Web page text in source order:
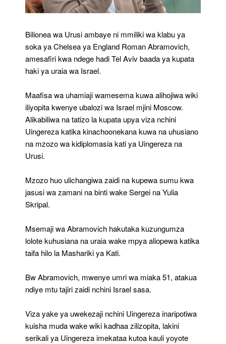
Bilionea wa Urusi ambaye ni mmiliki wa klabu ya
soka ya Chelsea ya England Roman Abramovich,
amesafiri kwa ndege hadi Tel Aviv baada ya kupata
haki ya uraia wa Israel.
Maafisa wa uhamiaji wamesema kuwa alihojiwa wiki
iliyopita kwenye ubalozi wa Israel mjini Moscow.
Alikabiliwa na tatizo la kupata upya viza nchini
Uingereza katika kinachoonekana kuwa na uhusiano
na mzozo wa kidiplomasia kati ya Uingereza na
Urusi.
Mzozo huo ulichangiwa zaidi na kupewa sumu kwa
jasusi wa zamani na binti wake Sergei na Yulia
Skripal.
Msemaji wa Abramovich hakutaka kuzungumza
lolote kuhusiana na uraia wake mpya aliopewa katika
taifa hilo la Mashariki ya Kati.
Bw Abramovich, mwenye umri wa miaka 51, atakua
ndiye mtu tajiri zaidi nchini Israel sasa.
Viza yake ya uwekezaji nchini Uingereza inaripotiwa
kuisha muda wake wiki kadhaa zilizopita, lakini
serikali ya Uingereza imekataa kutoa kauli yoyote